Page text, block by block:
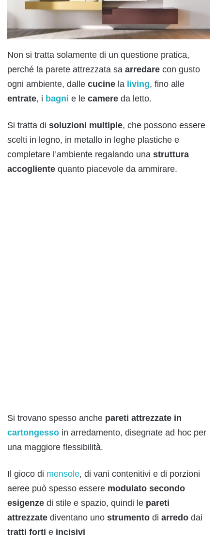
Non si tratta solamente di un questione pratica,
perché la parete attrezzata sa arredare con gusto
ogni ambiente, dalle cucine la living, fino alle
entrate, i bagni e le camere da letto.
Si tratta di soluzioni multiple, che possono essere
scelti in legno, in metallo in leghe plastiche e
completare l’ambiente regalando una struttura
accogliente quanto piacevole da ammirare.
Si trovano spesso anche pareti attrezzate in
cartongesso in arredamento, disegnate ad hoc per
una maggiore flessibilità.
Il gioco di mensole, di vani contenitivi e di porzioni
aeree può spesso essere modulato secondo
esigenze di stile e spazio, quindi le pareti
attrezzate diventano uno strumento di arredo dai
tratti forti e incisivi